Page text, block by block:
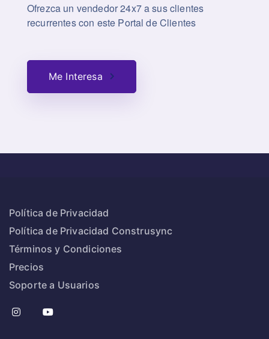
Ofrezca un vendedor 24x7 a sus clientes
recurrentes con este Portal de Clientes
Me Interesa
Política de Privacidad
Política de Privacidad Construsync
Términos y Condiciones
Precios
Soporte a Usuarios